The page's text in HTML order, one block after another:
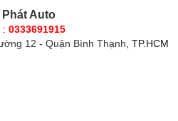
Auto
: 0333691915
12 - Quận Bình Thạnh , TP.HCM